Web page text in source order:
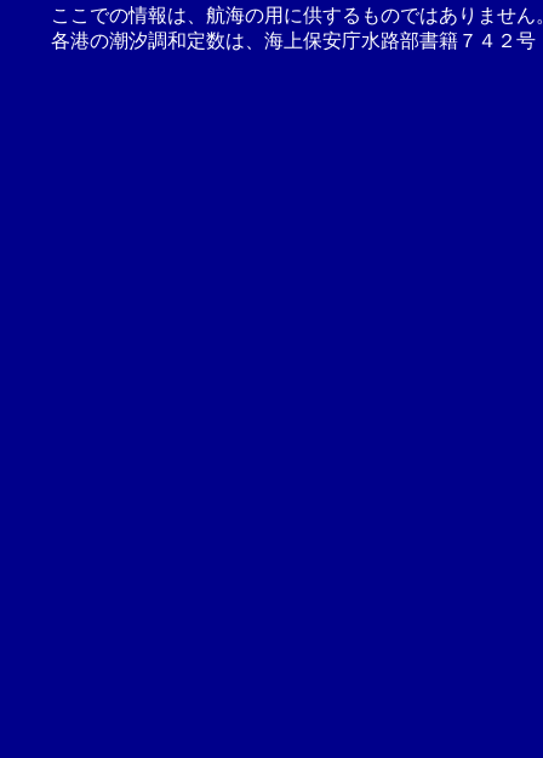
ここでの情報は、航海の用に供するものではありませ
各港の潮汐調和定数は、海上保安庁水路部書籍７４２